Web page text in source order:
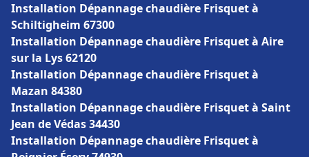
Installation Dépannage chaudière Frisquet à
Schiltigheim 67300
Installation Dépannage chaudière Frisquet à Aire
sur la Lys 62120
Installation Dépannage chaudière Frisquet à
Mazan 84380
Installation Dépannage chaudière Frisquet à Saint
Jean de Védas 34430
Installation Dépannage chaudière Frisquet à